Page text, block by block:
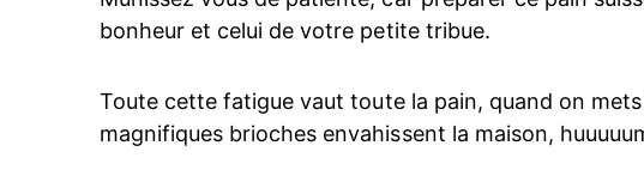
bonheur et celui de votre petite tribue.
Toute cette fatigue vaut toute la pain, quand on
magnifiques brioches envahissent la maison,